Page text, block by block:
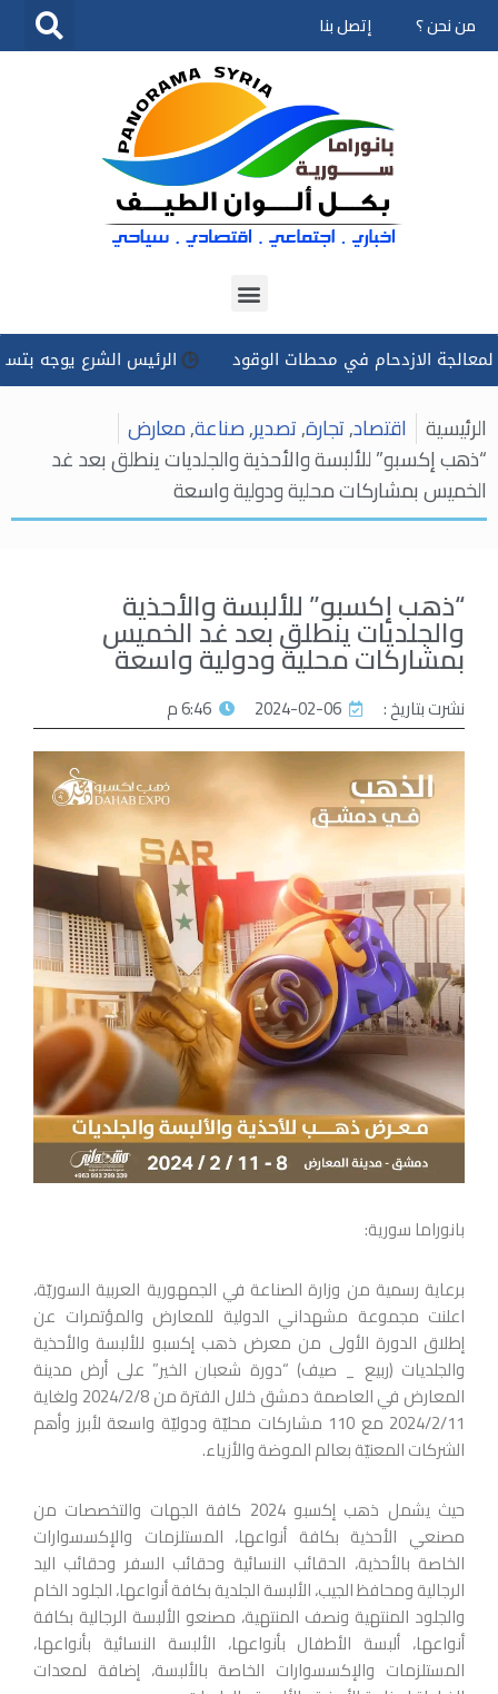
تخطى
من نحن ؟ إتصل بنا
في محطات الوقود الرئيس الشرع يوجه بتسخير كل
الرئيسية اقتصاد,تجارة,تصدير,صناعة,معارض
“ذهب إكسبو” للألبسة والأحذية والجلديات ينطلق بعد غد
الخميس بمشاركات محلية ودولية واسعة
“ذهب إكسبو” للألبسة والأحذية
والجلديات ينطلق بعد غد الخميس
بمشاركات محلية ودولية واسعة
نشرت بتاريخ : 2024-02-06 6:46 م
بانوراما سورية:
برعاية رسمية من وزارة الصناعة في الجمهورية العربية السوريّة،
اعلنت مجموعة مشهداني الدولية للمعارض والمؤتمرات عن
إطلاق الدورة الأولى من معرض ذهب إكسبو للألبسة والأحذية
والجلديات (ربيع _ صيف) “دورة شعبان الخير” على أرض مدينة
المعارض في العاصمة دمشق خلال الفترة من 2024/2/8 ولغاية
2024/2/11 مع 110 مشاركات محليّة ودوليّة واسعة لأبرز وأهم
الشركات المعنيّة بعالم الموضة والأزياء.
حيث يشمل ذهب إكسبو 2024 كافة الجهات والتخصصات من
مصنعي الأحذية بكافة أنواعها، المستلزمات والإكسسوارات
الخاصة بالأحذية، الحقائب النسائية وحقائب السفر وحقائب اليد
الرجالية ومحافظ الجيب، الألبسة الجلدية بكافة أنواعها، الجلود الخام
والجلود المنتهية ونصف المنتهية، مصنعو الألبسة الرجالية بكافة
أنواعها، ألبسة الأطفال بأنواعها، الألبسة النسائية بأنواعها،
المستلزمات والإكسسوارات الخاصة بالألبسة، إضافة لمعدات